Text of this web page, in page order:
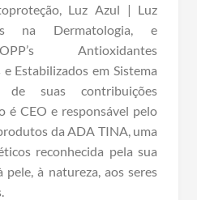
Luz Azul | Luz
na Dermatologia, e
Antioxidantes
Estabilizados em Sistema
de suas contribuições
é CEO e responsável pelo
da ADA TINA, uma
reconhecida pela sua
pele, à natureza, aos seres